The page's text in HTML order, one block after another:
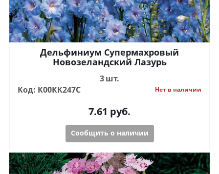
Дельфиниум Супермахровый
Новозеландский Лазурь
3 шт.
Код: К00КК247С
Нет в наличии
7.61 руб.
Сообщить о наличии